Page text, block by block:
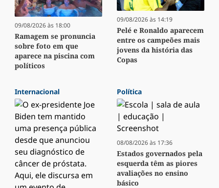
09/08/2026 às 18:00
Ramagem se pronuncia
sobre foto em que
aparece na piscina com
políticos
09/08/2026 às 14:19
Pelé e Ronaldo aparecem
entre os campeões mais
jovens da história das
Copas
Internacional Política
08/08/2026 às 17:36
Estados governados pela
esquerda têm as piores
avaliações no ensino
básico